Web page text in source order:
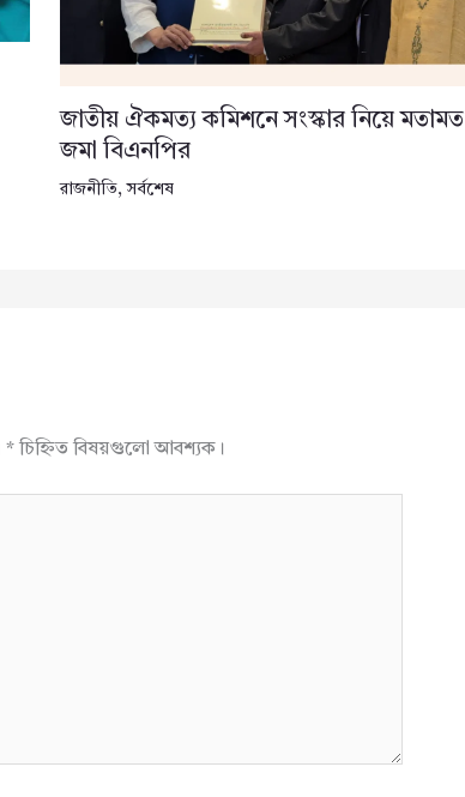
জাতীয় ঐকমত্য কমিশনে সংস্কার নিয়ে মতামত
জমা বিএনপির
রাজনীতি,সর্বশেষ
*চিহ্নিত বিষয়গুলো আবশ্যক।